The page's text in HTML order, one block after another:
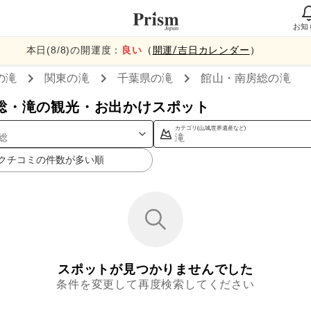
お
本日(8/8)の開運度： 良い （ 開運/吉日カレンダー ）
滝 関東の滝 千葉県の滝 館山・南房総の滝
・滝の観光・お出かけスポット
カテゴリ(山,城,世界遺産など)
滝
チコミの件数が多い順
スポットが見つかりませんでした
条件を変更して再度検索してください